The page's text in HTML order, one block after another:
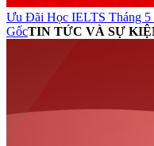
Ưu Đãi Học IELTS Tháng 5
GốcTIN TỨC VÀ SỰ